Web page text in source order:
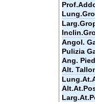
Angol.
Pulizia
Ang.
Alt.